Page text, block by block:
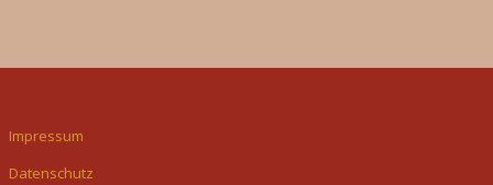
Impressum
Datenschutz